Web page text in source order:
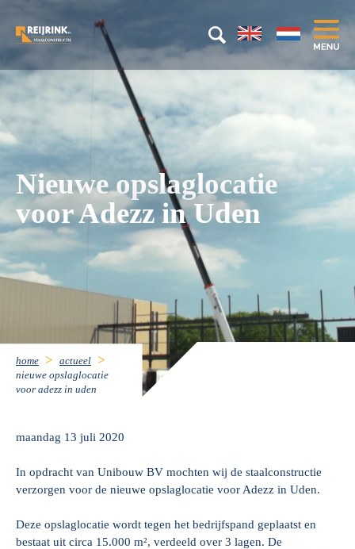
Nieuwe opslaglocatie
voor Adezz in Uden
home
actueel
nieuwe opslaglocatie
voor adezz in uden
maandag 13 juli 2020
In opdracht van Unibouw BV mochten wij de staalconstructie
verzorgen voor de nieuwe opslaglocatie voor Adezz in Uden.
Deze opslaglocatie wordt tegen het bedrijfspand geplaatst en
bestaat uit circa 15.000 m², verdeeld over 3 lagen. De